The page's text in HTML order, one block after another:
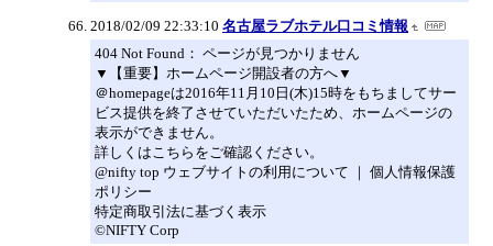
2018/02/09 22:33:10 名古屋ラブホテル口コミ情報
404 Not Found： ページが見つかりません
▼【重要】ホームページ開設者の方へ▼
＠homepageは2016年11月10日(木)15時をもちましてサー
ビス提供を終了させていただいたため、ホームページの
表示ができません。
詳しくはこちらをご確認ください。
@nifty top ウェブサイトの利用について ｜ 個人情報保護
ポリシー
特定商取引法に基づく表示
©NIFTY Corp